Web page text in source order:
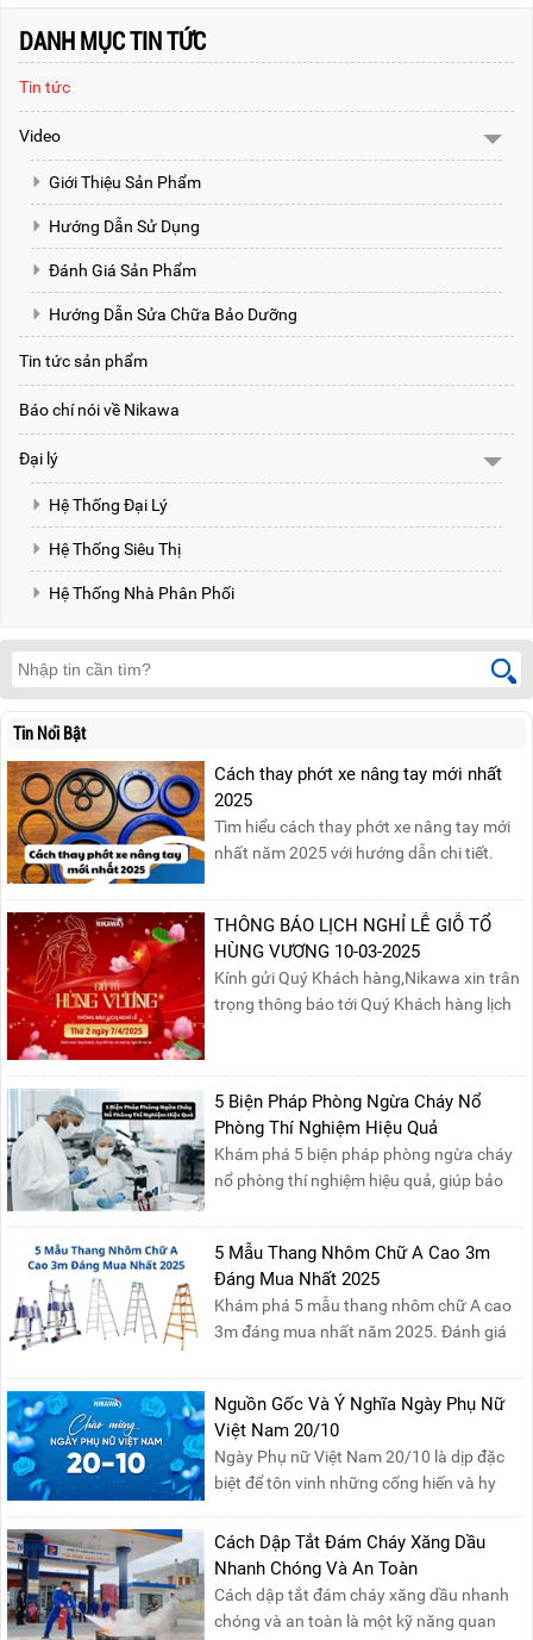
DANH MỤC TIN TỨC
Tin tức
Video
Giới Thiệu Sản Phẩm
Hướng Dẫn Sử Dụng
Đánh Giá Sản Phẩm
Hướng Dẫn Sửa Chữa Bảo Dưỡng
Tin tức sản phẩm
Báo chí nói về Nikawa
Đại lý
Hệ Thống Đại Lý
Hệ Thống Siêu Thị
Hệ Thống Nhà Phân Phối
Tin Nổi Bật
Cách thay phớt xe nâng tay mới nhất
2025
Tìm hiểu cách thay phớt xe nâng tay mới
nhất năm 2025 với hướng dẫn chi tiết.
phớt đúng cách, giúp xe nâng hoạt động
hiệu quả và bền lâu!
THÔNG BÁO LỊCH NGHỈ LỄ GIỖ TỔ
HÙNG VƯƠNG 10-03-2025
Kính gửi Quý Khách hàng,Nikawa xin trân
trọng thông báo tới Quý Khách hàng lịch
07/04/2025, nhằm ngày Giỗ Tổ Hùng
Vương – dịp để tưởng nhớ công ơn dựng
nước của các Vua Hùng....
5 Biện Pháp Phòng Ngừa Cháy Nổ
Phòng Thí Nghiệm Hiệu Quả
Khám phá 5 biện pháp phòng ngừa cháy
nổ phòng thí nghiệm hiệu quả, giúp bảo
sản, giảm thiểu nguy cơ cháy nổ phòng thí
nghiệm.
5 Mẫu Thang Nhôm Chữ A Cao 3m
Đáng Mua Nhất 2025
Khám phá 5 mẫu thang nhôm chữ A cao
3m đáng mua nhất năm 2025. Đánh giá
sản phẩm phù hợp!
Nguồn Gốc Và Ý Nghĩa Ngày Phụ Nữ
Việt Nam 20/10
Ngày Phụ nữ Việt Nam 20/10 là dịp đặc
biệt để tôn vinh những cống hiến và hy
Khởi nguồn từ sự ra đời của Hội Phụ nữ
phản đế Việt Nam vào năm 1930, ngày
này không chỉ ghi nhận vai trò quan trọng
của phụ nữ ...
Cách Dập Tắt Đám Cháy Xăng Dầu
Nhanh Chóng Và An Toàn
Cách dập tắt đám cháy xăng dầu nhanh
chóng và an toàn là một kỹ năng quan